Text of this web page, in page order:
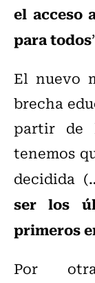
el acceso
para todos
El nuevo
brecha
partir de
tenemos
decidida
ser los
primeros
Por